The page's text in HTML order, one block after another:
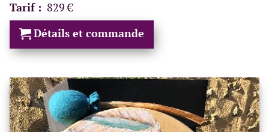
Tarif : 829 €
Détails et commande